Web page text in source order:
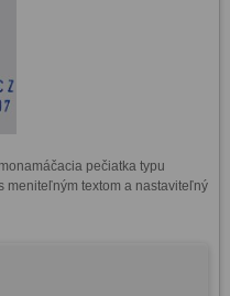
pečiatka typu
meniteľným textom a nastaviteľný